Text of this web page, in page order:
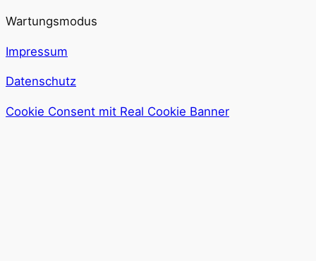
Wartungsmodus
Impressum
Datenschutz
Cookie Consent mit Real Cookie Banner